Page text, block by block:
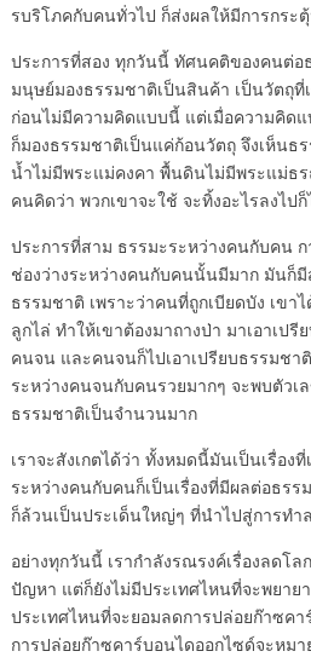
รบริโภคกับคนทั่วไป ก็ส่งผลให้มีการกระ
ประการที่สอง ทุกวันนี้ ทัศนคติของคนต่อ
มนุษย์มองธรรมชาติเป็นสินค้า เป็นวัตถุที่
ก่อนไม่มีความคิดแบบนี้ แต่เมื่อความคิด
ก็มองธรรมชาติเป็นแค่ก้อนวัตถุ จึงเห็นธ
น้ำไม่มีพระแม่คงคา พื้นดินไม่มีพระแม่ธ
คนคิดว่า พวกเขาจะใช้ จะทิ้งอะไรลงไปก็
ประการที่สาม ธรรมะระหว่างคนกับคน
ช่องว่างระหว่างคนกับคนนั้นมีมาก มันก็มี
ธรรมชาติ เพราะว่าคนที่ถูกเบียดบัง เขา
ลูกไล่ ทำให้เขาต้องมาถางป่า มาเอาเป
คนจน และคนจนก็ไปเอาเปรียบธรรมชา
ระหว่างคนจนกับคนรวยมากๆ จะพบตัวเ
ธรรมชาติเป็นจำนวนมาก
เราจะสังเกตได้ว่า ทั้งหมดนี้มันเป็นเรื่อง
ระหว่างคนกับคนก็เป็นเรื่องที่มีผลต่อธร
ก็ล้วนเป็นประเด็นใหญ่ๆ ที่นำไปสู่การท
อย่างทุกวันนี้ เรากำลังรณรงค์เรื่องลดโล
ปัญหา แต่ก็ยังไม่มีประเทศไหนที่จะพยาย
ประเทศไหนที่จะยอมลดการปล่อยก๊าซคา
การปล่อยก๊าซคาร์บอนไดออกไซด์จะหม